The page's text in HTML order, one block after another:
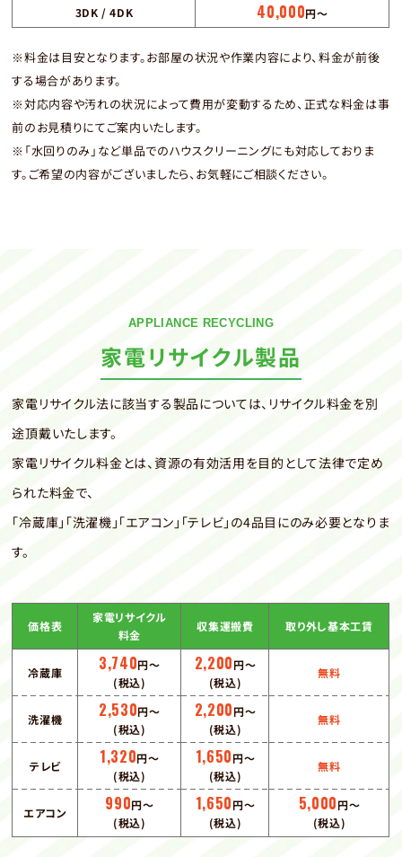
3DK / 4DK
40,000円〜
※料金は目安となります。お部屋の状況や作業内容により、料金が前後
する場合があります。
※対応内容や汚れの状況によって費用が変動するため、正式な料金は事
前のお見積りにてご案内いたします。
※「水回りのみ」など単品でのハウスクリーニングにも対応しておりま
す。ご希望の内容がございましたら、お気軽にご相談ください。
APPLIANCE RECYCLING
家電リサイクル製品
家電リサイクル法に該当する製品については、リサイクル料金を別
途頂戴いたします。
家電リサイクル料金とは、資源の有効活用を目的として法律で定め
られた料金で、
「冷蔵庫」「洗濯機」「エアコン」「テレビ」の4品目にのみ必要となりま
す。
価格表
家電リサイクル
料金
収集運搬費 取り外し基本工賃
冷蔵庫 3,740円〜
(税込)
2,200円〜
(税込)
無料
洗濯機 2,530円〜
(税込)
2,200円〜
(税込)
無料
テレビ 1,320円〜
(税込)
1,650円〜
(税込)
無料
エアコン 990円〜
(税込)
1,650円〜
(税込)
5,000円〜
(税込)